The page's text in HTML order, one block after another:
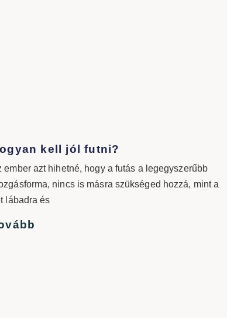
kell jól futni?
ember azt hihetné, hogy a futás a legegyszerűbb
nincs is másra szükséged hozzá, mint a
lábadra és